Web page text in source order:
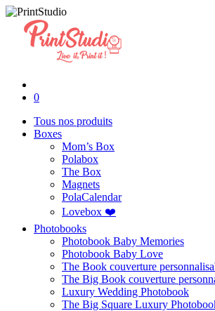
0
Tous nos produits
Boxes
Mom’s Box
Polabox
The Box
Magnets
PolaCalendar
Lovebox ❤️
Photobooks
Photobook Baby Memories
Photobook Baby Love
The Book couverture
The Big Book couverture
Luxury Wedding Photobook
The Big Square Luxury